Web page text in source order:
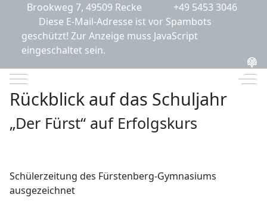
Brookweg 7, 49509 Recke
+49 5453 3046
Diese E-Mail-Adresse ist vor Spambots
geschützt! Zur Anzeige muss JavaScript
eingeschaltet sein.
Mobile Menu Toggle Off-
Rückblick auf das Schuljahr
„Der Fürst“ auf Erfolgskurs
Schülerzeitung des Fürstenberg-Gymnasiums
ausgezeichnet